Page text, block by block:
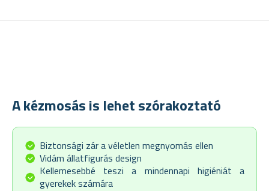
A kézmosás is lehet szórakoztató
Biztonsági zár a véletlen megnyomás ellen
Vidám állatfigurás design
Kellemesebbé teszi a mindennapi higiéniát a
gyerekek számára